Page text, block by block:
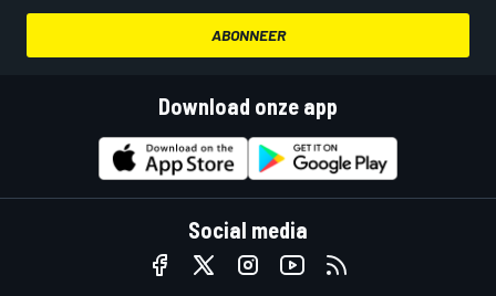
ABONNEER
Download onze app
Social media